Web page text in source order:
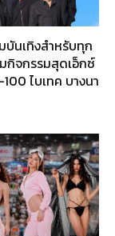
บันเทิงสำหรับทุก
กิจกรรมสุดเอ็กซ์
ไบเทค บางนา